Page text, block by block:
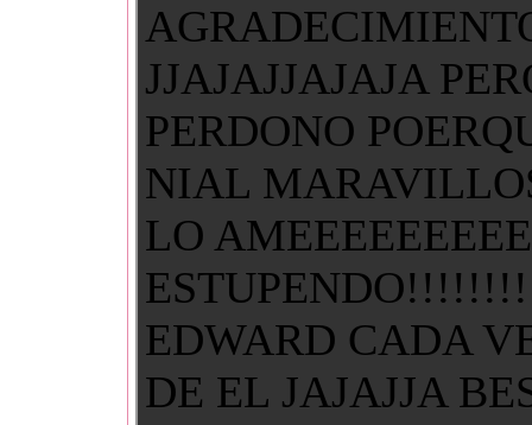
JJAJAJJAJAJA
PERDONO
NIAL
LO
EDWARD CADA
DE EL JAJAJJA